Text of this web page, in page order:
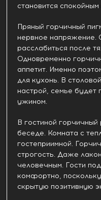
становится
Пряный горчичный
нервное напряжение.
расслабиться после
Одновременно
аппетит. Именно
для кухонь. В
настрой, семье будет
ужином.
В гостиной
беседе. Комната с
гостеприимной.
строгость. Даже
человечным. Гости
комфортно,
скрытую позитивную